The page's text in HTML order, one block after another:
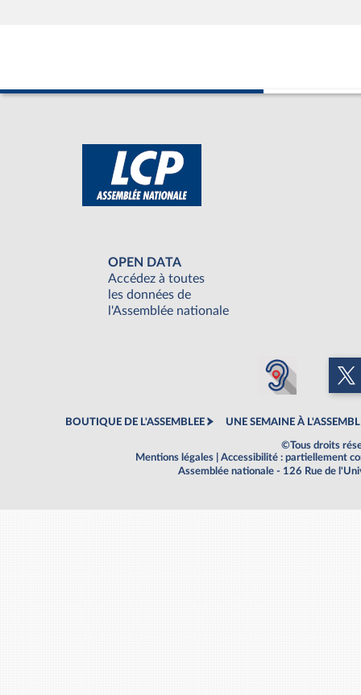
OPEN DATA
Accédez à toutes
les données de
l'Assemblée nationale
BOUTIQUE DE L'ASSEMBLEE UNE SEMAINE À
©Tous droits
Mentions légales
Accessibilité : partiellement
Assemblée nationale - 126 Rue de